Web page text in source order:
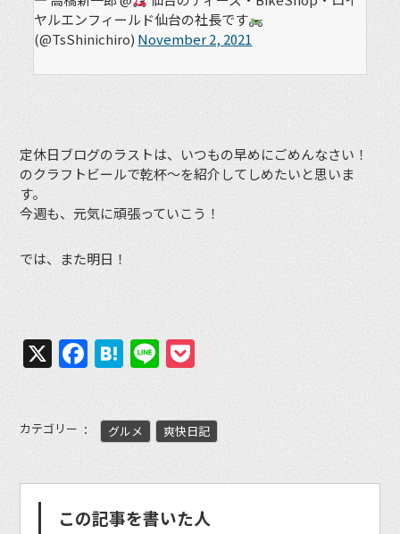
ヤルエンフィールド仙台の社長です
(@TsShinichiro) November 2, 2021
定休日ブログのラストは、いつもの早めにごめんなさい！
のクラフトビールで乾杯〜を紹介してしめたいと思いま
す。
今週も、元気に頑張っていこう！
では、また明日！
X Facebook
Hatena
Line
カテゴリー グルメ 爽快日記
この記事を書いた人